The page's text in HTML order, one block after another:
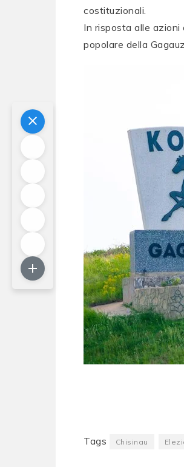
costituzionali.
In risposta alle azioni
popolare della
Tags Chisinau